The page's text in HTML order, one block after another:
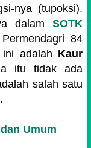
nya (tupoksi).
dalam SOTK
84
adalah Kaur
itu tidak ada
salah satu
.
Umum